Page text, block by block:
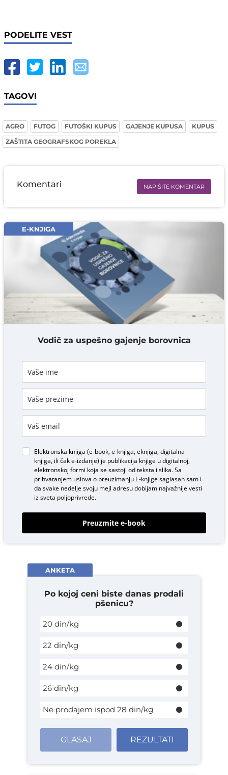
PODELITE VEST
TAGOVI
AGRO FUTOG FUTOŠKI KUPUS GAJENJE KUPUSA
KUPUS
ZAŠTITA GEOGRAFSKOG POREKLA
Komentari NAPIŠITE KOMENTAR
Email* obavezno
Komentar* obavezno
DODAJ KOMENTAR
E-KNJIGA
Vodič za uspešno gajenje borovnica
Elektronska knjiga (e-book, e-knjiga, eknjiga, digitalna
knjiga, ili čak e-izdanje) je publikacija knjige u digitalnoj,
elektronskoj formi koja se sastoji od teksta i slika. Sa
prihvatanjem uslova o preuzimanju E-knjigesaglasan sam i
da svake nedelje svoju mejl adresu dobijam najvažnije vesti
iz sveta poljoprivrede.
Preuzmite e-book
ANKETA
Po kojoj ceni biste danas prodali
pšenicu?
20 din/kg
22 din/kg
24 din/kg
26 din/kg
Ne prodajem ispod 28 din/kg
GLASAJ REZULTATI